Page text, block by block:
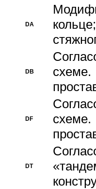
DA
DB
DF
DT